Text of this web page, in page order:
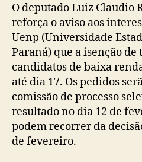
O deputado Luiz Claudio
reforça o aviso aos
Uenp (Universidade
Paraná) que a isenção de
candidatos de baixa
até dia 17. Os pedidos
comissão de processo
resultado no dia 12 de
podem recorrer da
de fevereiro.